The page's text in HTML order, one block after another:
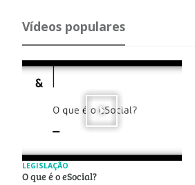
Ví­deos po­pu­lares
LEGISLAÇÃO
O que é o eSocial?